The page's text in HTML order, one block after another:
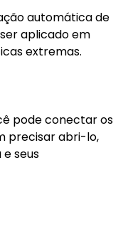
automática de
aplicado em
extremas.
pode conectar os
precisar abri-lo,
seus